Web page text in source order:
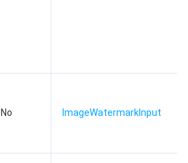
No ImageWatermarkInput